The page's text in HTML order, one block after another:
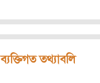
ব্যক্তিগত তথ্যাবলি